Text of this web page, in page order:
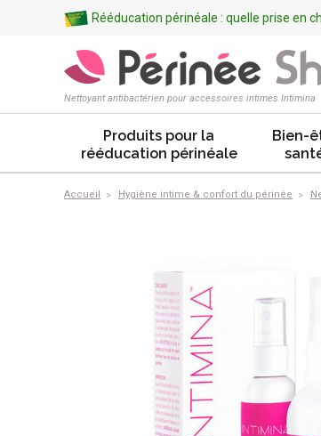
Rééducation périnéale : quelle prise en
Nettoyant antibactérien pour accessoires intimes Intimina
Produits pour la
rééducation périnéale
Bien-
Accueil Hygiène intime & confort du périnée